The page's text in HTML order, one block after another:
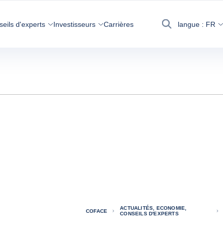
d'experts Investisseurs Carrières
Recherche
langue : FR
COFACE
ACTUALITÉS, ECONOMIE,
CONSEILS D'EXPERTS